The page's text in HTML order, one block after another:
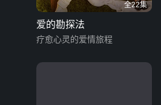
全22集
爱的勘探法
疗愈心灵的爱情旅程